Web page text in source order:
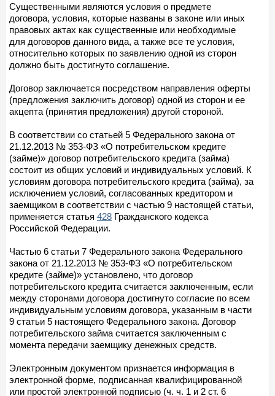
Существенными являются условия о предмете
договора, условия, которые названы в законе или иных
правовых актах как существенные или необходимые
для договоров данного вида, а также все те условия,
относительно которых по заявлению одной из сторон
должно быть достигнуто соглашение.
Договор заключается посредством направления оферты
(предложения заключить договор) одной из сторон и ее
акцепта (принятия предложения) другой стороной.
В соответствии со статьей 5 Федерального закона от
21.12.2013 № 353-ФЗ «О потребительском кредите
(займе)» договор потребительского кредита (займа)
состоит из общих условий и индивидуальных условий. К
условиям договора потребительского кредита (займа), за
исключением условий, согласованных кредитором и
заемщиком в соответствии с частью 9 настоящей статьи,
применяется статья 428 Гражданского кодекса
Российской Федерации.
Частью 6 статьи 7 Федерального закона Федерального
закона от 21.12.2013 № 353-ФЗ «О потребительском
кредите (займе)» установлено, что договор
потребительского кредита считается заключенным, если
между сторонами договора достигнуто согласие по всем
индивидуальным условиям договора, указанным в части
9 статьи 5 настоящего Федерального закона. Договор
потребительского займа считается заключенным с
момента передачи заемщику денежных средств.
Электронным документом признается информация в
электронной форме, подписанная квалифицированной
или простой электронной подписью (ч. ч. 1 и 2 ст. 6